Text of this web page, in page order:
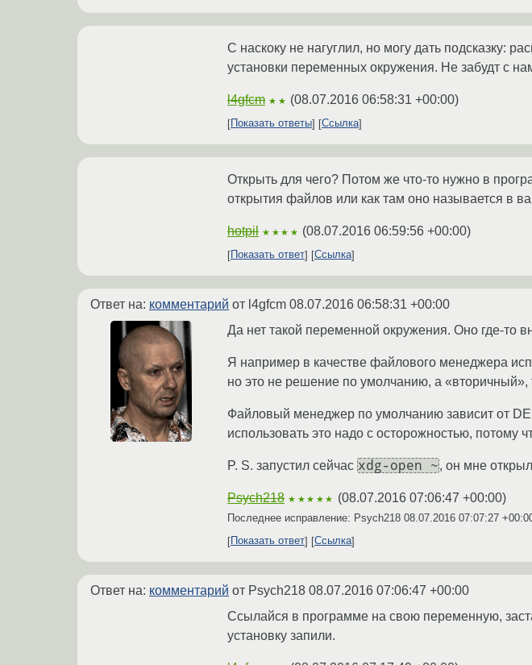
С наскоку не нагуглил, но могу дать подсказку:
установки переменных окружения. Не забудт с
l4gfcm ★★ (08.07.2016 06:58:31 +00:00)
Показать ответы Ссылка
Открыть для чего? Потом же что-то нужно в
открытия файлов или как там оно называется в
hotpil ★★★★ (08.07.2016 06:59:56 +00:00)
Показать ответ Ссылка
Ответ на: комментарий от l4gfcm 08.07.2016 06:58:31 +00:00
Да нет такой переменной окружения. Оно где-то
Я например в качестве файлового менеджера
но это не решение по умолчанию, а «вторичный»,
Файловый менеджер по умолчанию зависит от
использовать это надо с осторожностью, потому
P. S. запустил сейчас xdg-open ~, он мне
Psych218 ★★★★★ (08.07.2016 07:06:47 +00:00)
Последнее исправление: Psych218 08.07.2016 07:07:27
Показать ответ
Ссылка
Ответ на: комментарий от Psych218 08.07.2016 07:06:47 +00:00
Ссылайся в программе на свою переменную,
установку запили.